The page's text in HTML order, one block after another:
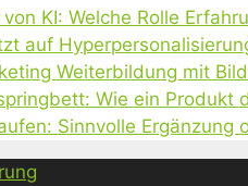
KI: Welche Rolle
auf
Weiterbildung mit
Wie ein Produkt
Sinnvolle Ergänzung